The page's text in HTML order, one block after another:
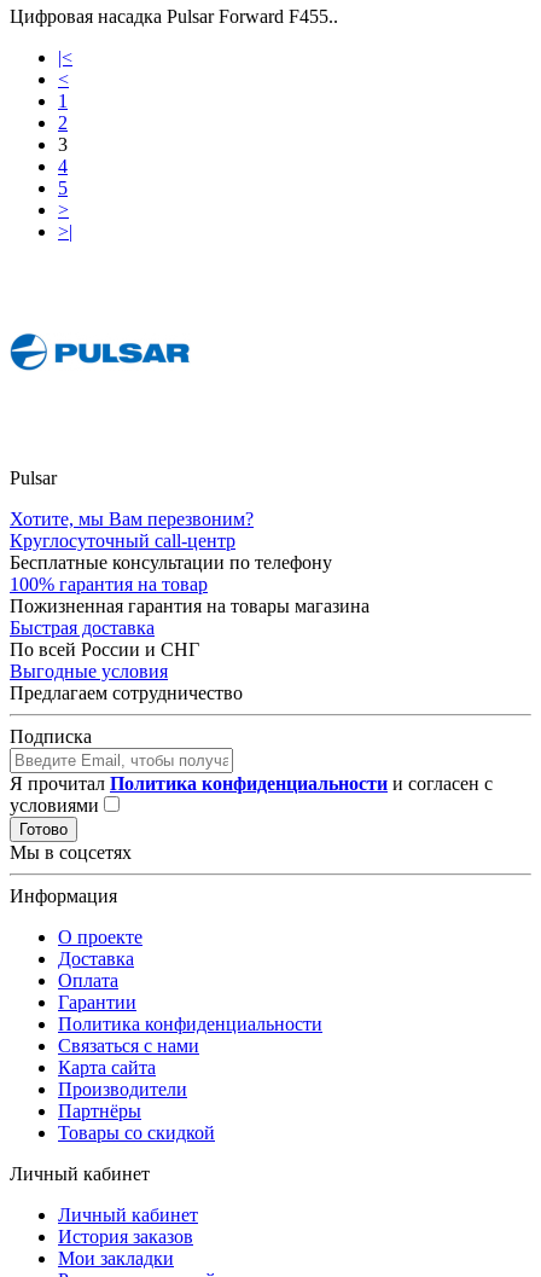
Цифровая насадка Pulsar Forward F455..
|<
<
1
2
3
4
5
>
>|
Pulsar
Хотите, мы Вам перезвоним?
Круглосуточный call-центр
Бесплатные консультации по телефону
100% гарантия на товар
Пожизненная гарантия на товары магазина
Быстрая доставка
По всей России и СНГ
Выгодные условия
Предлагаем сотрудничество
Подписка
Я прочитал Политика конфиденциальности и согласен с
условиями
Готово
Мы в соцсетях
Информация
О проекте
Доставка
Оплата
Гарантии
Политика конфиденциальности
Связаться с нами
Карта сайта
Производители
Партнёры
Товары со скидкой
Личный кабинет
Личный кабинет
История заказов
Мои закладки